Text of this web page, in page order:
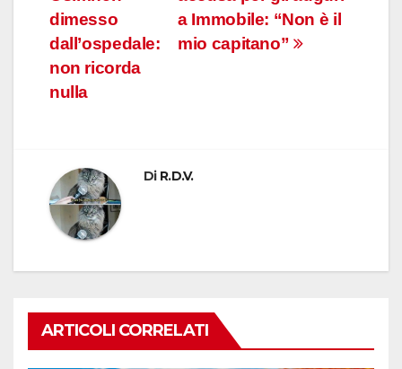
articoli
a Immobile: “Non è il
mio capitano”
dimesso
dall’ospedale:
non ricorda
nulla
Di R.D.V.
ARTICOLI CORRELATI